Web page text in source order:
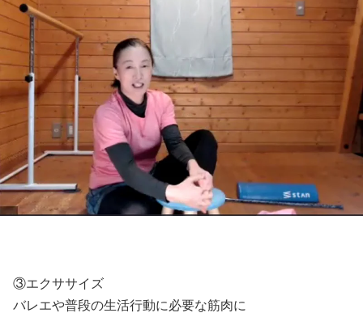
③エクササイズ
バレエや普段の生活行動に必要な筋肉に